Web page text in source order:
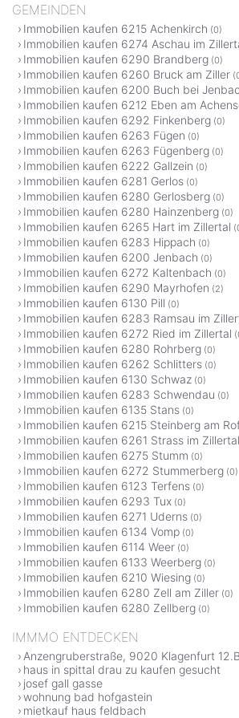
GEMEINDEN
Immobilien kaufen 6215 Achenkirch (0)
Immobilien kaufen 6274 Aschau im
Immobilien kaufen 6290 Brandberg (0)
Immobilien kaufen 6260 Bruck am Ziller
Immobilien kaufen 6200 Buch bei
Immobilien kaufen 6212 Eben am
Immobilien kaufen 6292 Finkenberg (0)
Immobilien kaufen 6263 Fügen (0)
Immobilien kaufen 6263 Fügenberg (0)
Immobilien kaufen 6222 Gallzein (0)
Immobilien kaufen 6281 Gerlos (0)
Immobilien kaufen 6280 Gerlosberg (0)
Immobilien kaufen 6280 Hainzenberg (0)
Immobilien kaufen 6265 Hart im Zillertal
Immobilien kaufen 6283 Hippach (0)
Immobilien kaufen 6200 Jenbach (0)
Immobilien kaufen 6272 Kaltenbach (0)
Immobilien kaufen 6290 Mayrhofen (2)
Immobilien kaufen 6130 Pill (0)
Immobilien kaufen 6283 Ramsau im
Immobilien kaufen 6272 Ried im Zillertal
Immobilien kaufen 6280 Rohrberg (0)
Immobilien kaufen 6262 Schlitters (0)
Immobilien kaufen 6130 Schwaz (0)
Immobilien kaufen 6283 Schwendau (0)
Immobilien kaufen 6135 Stans (0)
Immobilien kaufen 6215 Steinberg am
Immobilien kaufen 6261 Strass im Zillertal
Immobilien kaufen 6275 Stumm (0)
Immobilien kaufen 6272 Stummerberg (0)
Immobilien kaufen 6123 Terfens (0)
Immobilien kaufen 6293 Tux (0)
Immobilien kaufen 6271 Uderns (0)
Immobilien kaufen 6134 Vomp (0)
Immobilien kaufen 6114 Weer (0)
Immobilien kaufen 6133 Weerberg (0)
Immobilien kaufen 6210 Wiesing (0)
Immobilien kaufen 6280 Zell am Ziller (0)
Immobilien kaufen 6280 Zellberg (0)
IMMMO ENTDECKEN
Anzengruberstraße, 9020 Klagenfurt
haus in spittal drau zu kaufen gesucht
josef gall gasse
wohnung bad hofgastein
mietkauf haus feldbach